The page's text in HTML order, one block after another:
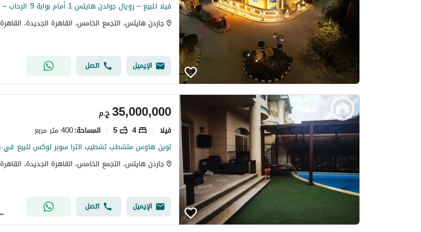
جاردن هايتس، التجمع الخامس، القاهرة الجديدة، القاهرة
الإيميل اتصل
ج.م35,000,000
فیلا 4
5 المساحة:400 متر مربع
جاردن هايتس، التجمع الخامس، القاهرة الجديدة، القاهرة
الإيميل اتصل